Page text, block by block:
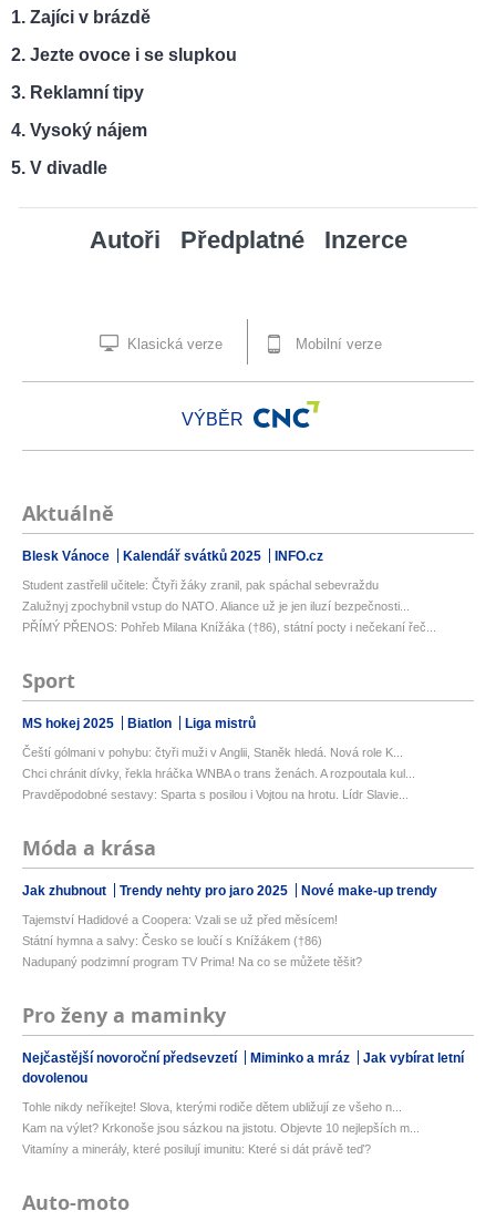
Zajíci v brázdě
Jezte ovoce i se slupkou
Reklamní tipy
Vysoký nájem
V divadle
Autoři Předplatné Inzerce
Klasická verze Mobilní verze
VÝBĚR
Aktuálně
Blesk Vánoce Kalendář svátků 2025 INFO.cz
Student zastřelil učitele: Čtyři žáky zranil, pak spáchal sebevraždu
Zalužnyj zpochybnil vstup do NATO. Aliance už je jen iluzí bezpečnosti...
PŘÍMÝ PŘENOS: Pohřeb Milana Knížáka (†86), státní pocty i nečekaní řeč...
Sport
MS hokej 2025 Biatlon Liga mistrů
Čeští gólmani v pohybu: čtyři muži v Anglii, Staněk hledá. Nová role K...
Chci chránit dívky, řekla hráčka WNBA o trans ženách. A rozpoutala kul...
Pravděpodobné sestavy: Sparta s posilou i Vojtou na hrotu. Lídr Slavie...
Móda a krása
Jak zhubnout Trendy nehty pro jaro 2025 Nové make-up trendy
Tajemství Hadidové a Coopera: Vzali se už před měsícem!
Státní hymna a salvy: Česko se loučí s Knížákem (†86)
Nadupaný podzimní program TV Prima! Na co se můžete těšit?
Pro ženy a maminky
Nejčastější novoroční předsevzetí Miminko a mráz
Jak vybírat letní
dovolenou
Tohle nikdy neříkejte! Slova, kterými rodiče dětem ubližují ze všeho n...
Kam na výlet? Krkonoše jsou sázkou na jistotu. Objevte 10 nejlepších m...
Vitamíny a minerály, které posilují imunitu: Které si dát právě teď?
Auto-moto